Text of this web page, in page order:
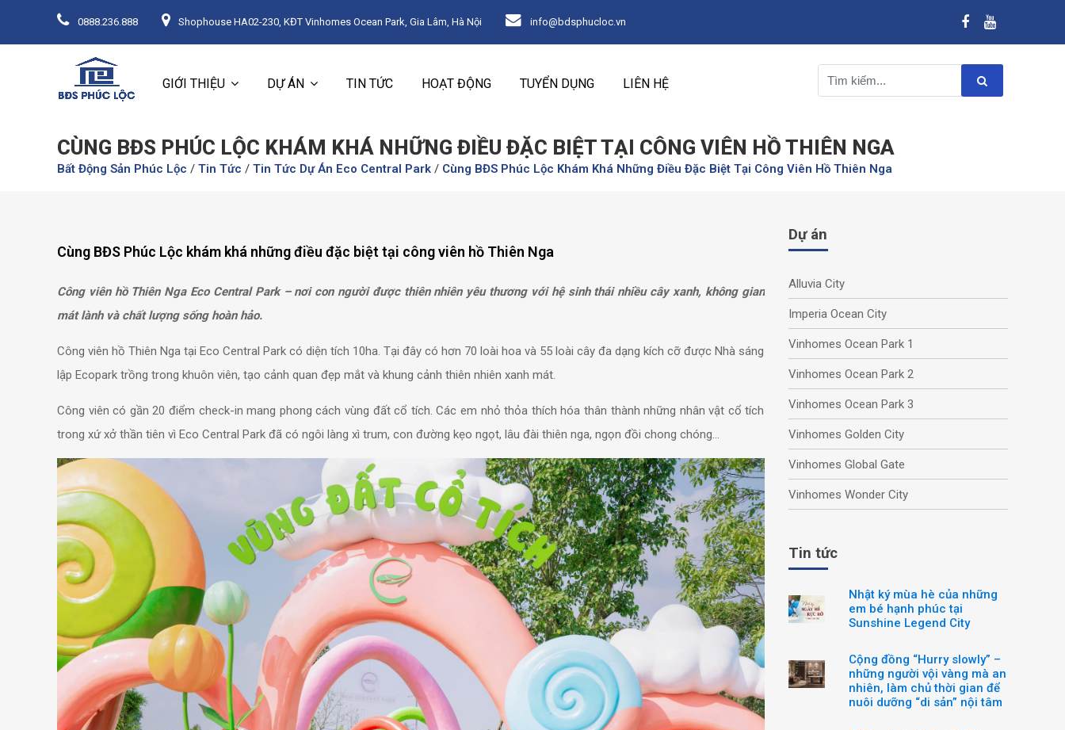
0888.236.888 Shophouse HA02-230, KĐT Vinhomes Ocean Park, Gia Lâm, Hà Nội info@bdsphucloc.vn
GIỚI THIỆU DỰ ÁN TIN TỨC HOẠT ĐỘNG TUYỂN DỤNG LIÊN HỆ
CÙNG BĐS PHÚC LỘC KHÁM KHÁ NHỮNG ĐIỀU ĐẶC BIỆT TẠI CÔNG VIÊN HỒ THIÊN NGA
Bất Động Sản Phúc Lộc / Tin Tức / Tin Tức Dự Án Eco Central Park / Cùng BĐS Phúc Lộc Khám Khá Những Điều Đặc Biệt Tại Công Viên Hồ Thiên Nga
Cùng BĐS Phúc Lộc khám khá những điều đặc biệt tại công viên hồ Thiên Nga
Công viên hồ Thiên Nga Eco Central Park – nơi con người được thiên nhiên yêu thương với hệ sinh thái nhiều cây xanh, không gian
mát lành và chất lượng sống hoàn hảo.
Công viên hồ Thiên Nga tại Eco Central Park có diện tích 10ha. Tại đây có hơn 70 loài hoa và 55 loài cây đa dạng kích cỡ được Nhà sáng
lập Ecopark trồng trong khuôn viên, tạo cảnh quan đẹp mắt và khung cảnh thiên nhiên xanh mát.
Công viên có gần 20 điểm check-in mang phong cách vùng đất cổ tích. Các em nhỏ thỏa thích hóa thân thành những nhân vật cổ tích
trong xứ xở thần tiên vì Eco Central Park đã có ngôi làng xì trum, con đường kẹo ngọt, lâu đài thiên nga, ngọn đồi chong chóng…
Dự án
Alluvia City
Imperia Ocean City
Vinhomes Ocean Park 1
Vinhomes Ocean Park 2
Vinhomes Ocean Park 3
Vinhomes Golden City
Vinhomes Global Gate
Vinhomes Wonder City
Tin tức
Nhật ký mùa hè của những
em bé hạnh phúc tại
Sunshine Legend City
Cộng đồng “Hurry slowly” –
những người vội vàng mà an
nhiên, làm chủ thời gian để
nuôi dưỡng “di sản” nội tâm